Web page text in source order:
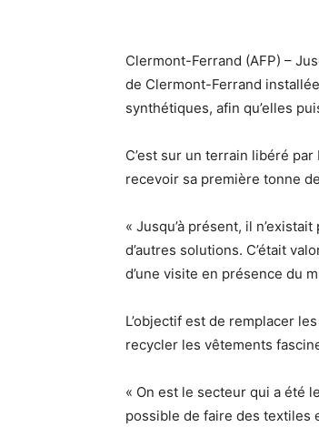
Clermont-Ferrand (AFP) –
de Clermont-Ferrand
synthétiques, afin qu’elles
C’est sur un terrain libéré
recevoir sa première tonne
« Jusqu’à présent, il
d’autres solutions. C’était
d’une visite en présence du
L’objectif est de remplacer
recycler les vêtements
« On est le secteur qui a été
possible de faire des textiles